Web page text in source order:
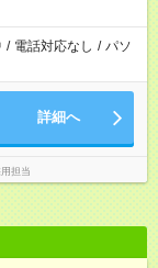
/ 電話対応なし / パソ
詳細へ
担当